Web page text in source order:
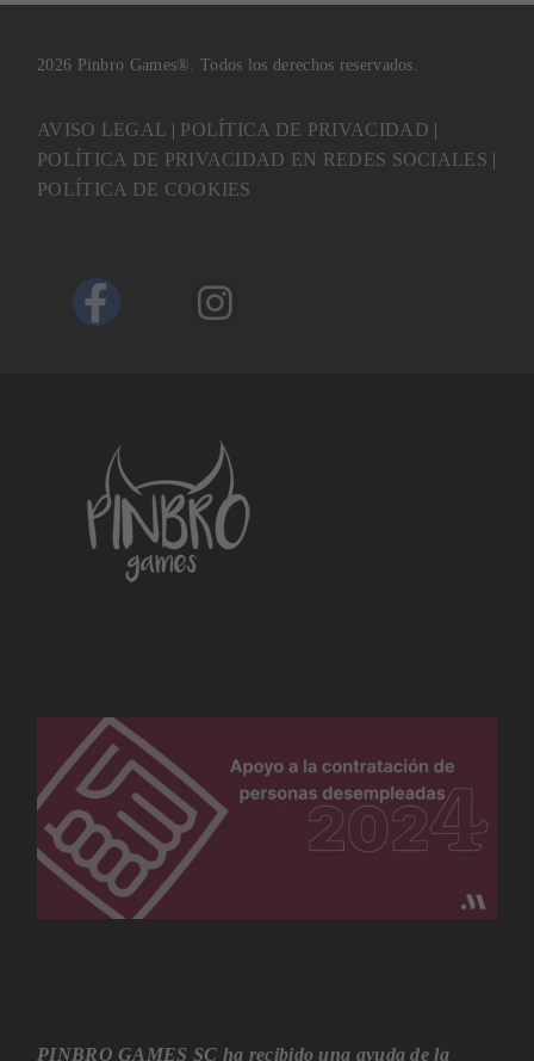
2026 Pinbro Games®. Todos los derechos reservados.
AVISO LEGAL | POLÍTICA DE PRIVACIDAD |
POLÍTICA DE PRIVACIDAD EN REDES SOCIALES |
POLÍTICA DE COOKIES
PINBRO GAMES SC ha recibido una ayuda de la